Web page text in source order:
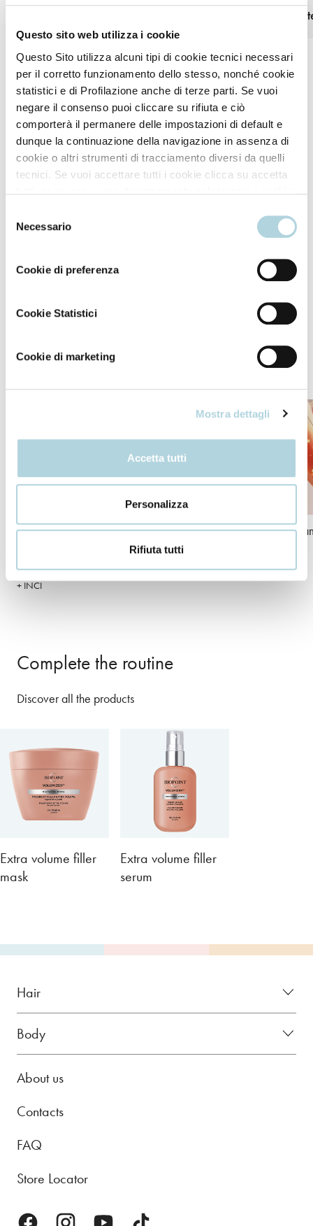
Questo sito web utilizza i cookie
Questo Sito utilizza alcuni tipi di cookie tecnici necessari
per il corretto funzionamento dello stesso, nonché cookie
statistici e di Profilazione anche di terze parti. Se vuoi
negare il consenso puoi cliccare su rifiuta e ciò
comporterà il permanere delle impostazioni di default e
dunque la continuazione della navigazione in assenza di
cookie o altri strumenti di tracciamento diversi da quelli
tecnici. Se vuoi accettare tutti i cookie clicca su accetta
più consulta la
delNecessario
Cookie di preferenza
Cookie Statistici
Cookie di marketing
Mostra dettagli
Accetta tutti
Personalizza
Rifiuta tutti
after just one wash
+10% hair
*Test strumentali (Volumizer™ Shampoo, Maschera e Siero).
Apply to damp hair, massaging with water until a rich
Bio-Peptide Complex Biotin
+ INCI
Complete the routine
Discover all the products
Extra volume filler
mask
Extra volume filler
serum
Hair
Body
About us
Contacts
FAQ
Store Locator